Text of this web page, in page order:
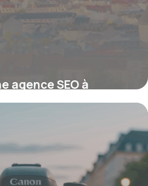
agence SEO à
dynamiser votre